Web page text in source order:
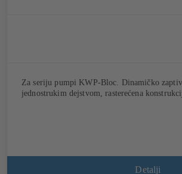
Za seriju pumpi KWP-Bloc. Dinamičko
jednostrukim dejstvom, rasterećena
Detalji